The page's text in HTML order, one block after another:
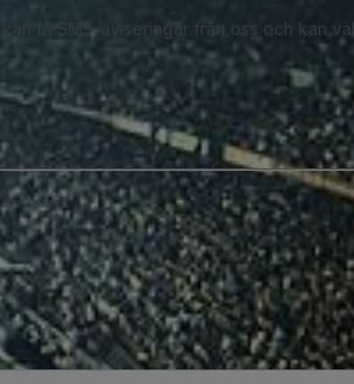
kan få SMS-aviseringar från oss och kan